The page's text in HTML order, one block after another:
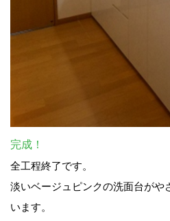
完成！
全工程終了です。
淡いベージュピンクの洗面台がや
います。